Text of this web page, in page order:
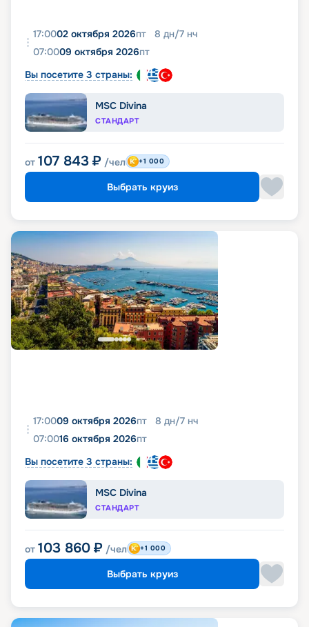
17:0002 октября 2026пт 8 дн/7 нч
07:0009 октября 2026пт
Вы посетите 3 страны:
MSC Divina
СТАНДАРТ
от 107 843 ₽ /чел +1 000
Выбрать круиз
17:0009 октября 2026пт 8 дн/7 нч
07:0016 октября 2026пт
Вы посетите 3 страны:
MSC Divina
СТАНДАРТ
от 103 860 ₽ /чел +1 000
Выбрать круиз